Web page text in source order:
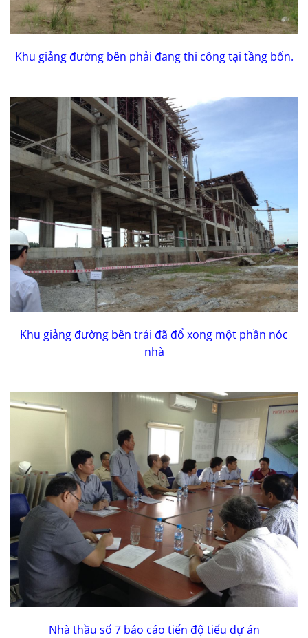
Khu giảng đường bên phải đang thi công tại tầng bốn.
Khu giảng đường bên trái đã đổ xong một phần nóc
nhà
Nhà thầu số 7 báo cáo tiến độ tiểu dự án